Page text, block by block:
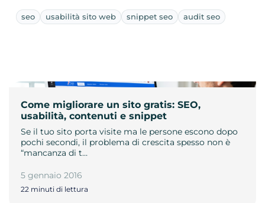
seo usabilità sito web snippet seo audit seo
Come migliorare un sito gratis: SEO,
usabilità, contenuti e snippet
Se il tuo sito porta visite ma le persone escono dopo
pochi secondi, il problema di crescita spesso non è
“mancanza di t…
5 gennaio 2016
22 minuti di lettura